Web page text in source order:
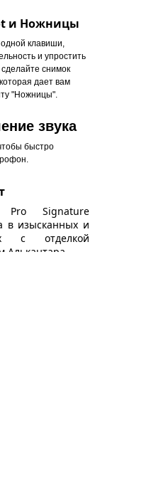
и Ножницы
клавиши,
и упростить
снимок
дает вам
"Ножницы".
звука
быстро
Pro Signature
в изысканных и
с отделкой